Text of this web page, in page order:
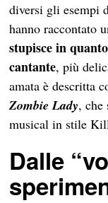
diversi gli esempi
hanno raccontato
stupisce in
cantante, più
amata è descritta
Zombie Lady, che
musical in stile
Dalle